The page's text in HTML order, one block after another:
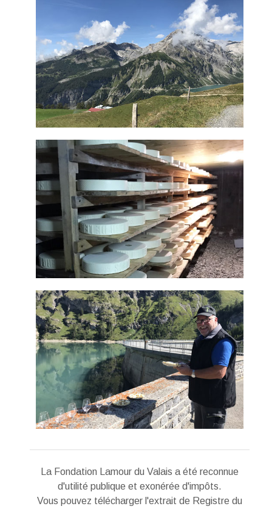
La Fondation Lamour du Valais a été reconnue
d'utilité publique et exonérée d'impôts.
Vous pouvez télécharger l'extrait de Registre du